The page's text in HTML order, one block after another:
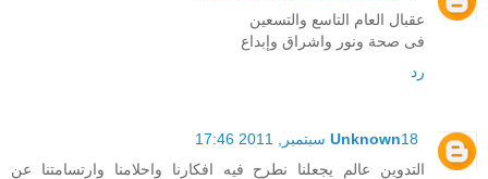
عقبال العام التاسع والتسعين
فى صحة ونور واشراق وإبداع
رد
Unknown18 سبتمبر, 2011 17:46
التدوين عالم يجعلنا نطرح فيه افكارنا واحلامنا وارتسامتنا عن